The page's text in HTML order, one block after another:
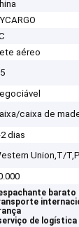
aéreo
caixa de
dias
Union,T/
barato
de logística